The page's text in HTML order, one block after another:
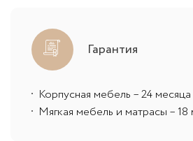
Гарантия
Корпусная мебель – 24 месяца
Мягкая мебель и матрасы – 18